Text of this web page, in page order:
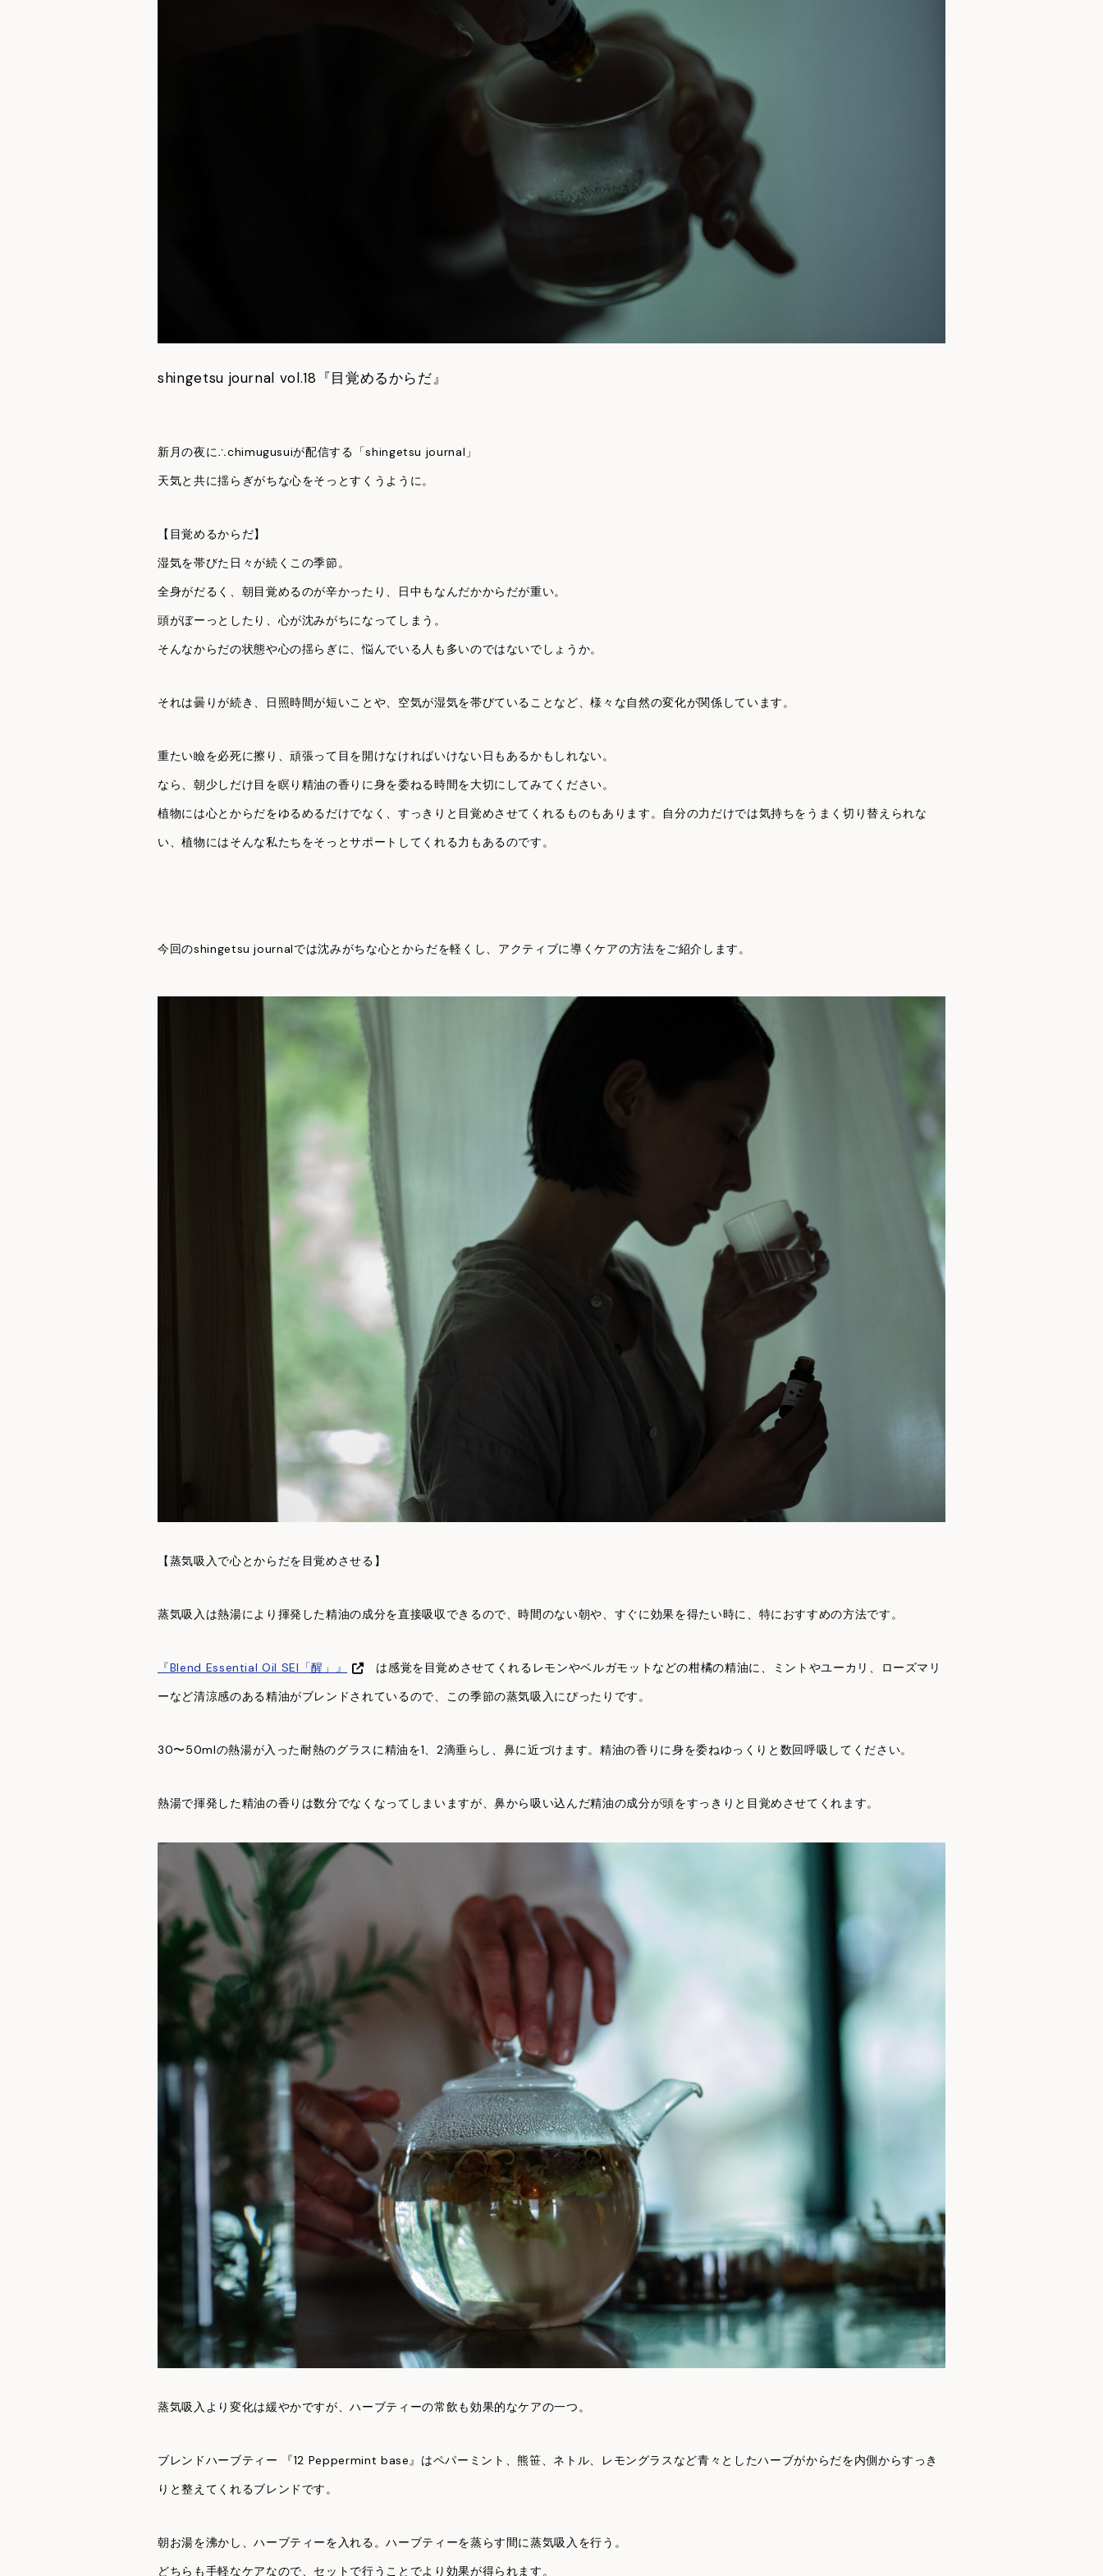
shingetsu journal vol.18『目覚めるからだ』
新月の夜に∴chimugusuiが配信する「shingetsu journal」
天気と共に揺らぎがちな心をそっとすくうように。
【目覚めるからだ】
湿気を帯びた日々が続くこの季節。
全身がだるく、朝目覚めるのが辛かったり、日中もなんだかからだが重い。
頭がぼーっとしたり、心が沈みがちになってしまう。
そんなからだの状態や心の揺らぎに、悩んでいる人も多いのではないでしょうか。
それは曇りが続き、日照時間が短いことや、空気が湿気を帯びていることなど、様々な自然の変化が関係しています。
重たい瞼を必死に擦り、頑張って目を開けなければいけない日もあるかもしれない。
なら、朝少しだけ目を瞑り精油の香りに身を委ねる時間を大切にしてみてください。
植物には心とからだをゆるめるだけでなく、すっきりと目覚めさせてくれるものもあります。自分の力だけでは気持ちをうまく切り替えられな
い、植物にはそんな私たちをそっとサポートしてくれる力もあるのです。
今回のshingetsu journalでは沈みがちな心とからだを軽くし、アクティブに導くケアの方法をご紹介します。
【蒸気吸入で心とからだを目覚めさせる】
蒸気吸入は熱湯により揮発した精油の成分を直接吸収できるので、時間のない朝や、すぐに効果を得たい時に、特におすすめの方法です。
『Blend Essential Oil SEI「醒」』
は感覚を目覚めさせてくれるレモンやベルガモットなどの柑橘の精油に、ミントやユーカリ、ローズマリ
ーなど清涼感のある精油がブレンドされているので、この季節の蒸気吸入にぴったりです。
30〜50mlの熱湯が入った耐熱のグラスに精油を1、2滴垂らし、鼻に近づけます。精油の香りに身を委ねゆっくりと数回呼吸してください。
熱湯で揮発した精油の香りは数分でなくなってしまいますが、鼻から吸い込んだ精油の成分が頭をすっきりと目覚めさせてくれます。
蒸気吸入より変化は緩やかですが、ハーブティーの常飲も効果的なケアの一つ。
ブレンドハーブティー 『12 Peppermint base』はペパーミント、熊笹、ネトル、レモングラスなど青々としたハーブがからだを内側からすっき
りと整えてくれるブレンドです。
朝お湯を沸かし、ハーブティーを入れる。ハーブティーを蒸らす間に蒸気吸入を行う。
どちらも手軽なケアなので、セットで行うことでより効果が得られます。